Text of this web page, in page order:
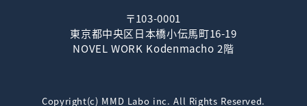
〒103-0001
東京都中央区日本橋小伝馬町16-19
NOVEL WORK Kodenmacho 2階
Copyright(c) MMD Labo inc. All Rights Reserved.